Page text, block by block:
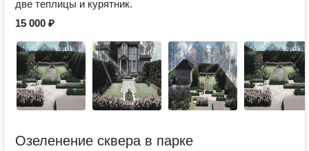
две теплицы и курятник.
15 000 ₽
Озеленение сквера в парке